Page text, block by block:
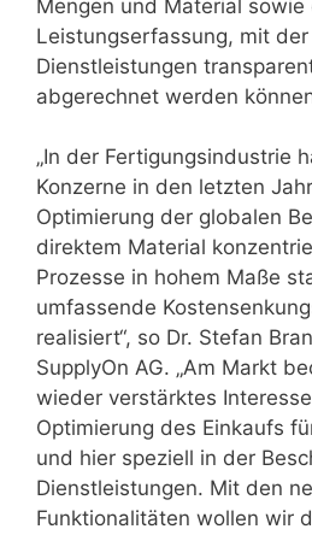
Mengen und Material sowie
Leistungserfassung, mit
Dienstleistungen
abgerechnet werden
„In der Fertigungsindustrie
Konzerne in den letzten
Optimierung der globalen
direktem Material
Prozesse in hohem Maße
umfassende
realisiert“, so Dr. Stefan
SupplyOn AG. „Am Markt
wieder verstärktes
Optimierung des Einkaufs
und hier speziell in der
Dienstleistungen. Mit den
Funktionalitäten wollen wir